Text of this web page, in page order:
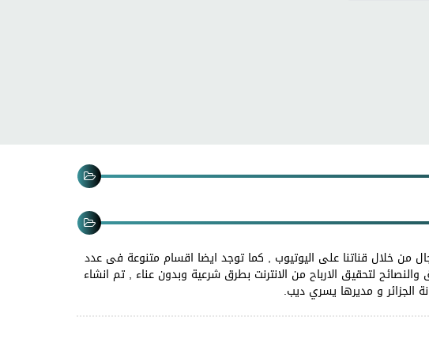
من خلال قناتنا على اليوتيوب , كما توجد ايضا اقسام متنوعة فى عدد
لتحقيق الارباح من الانترنت بطرق شرعية وبدون عناء , تم انشاء